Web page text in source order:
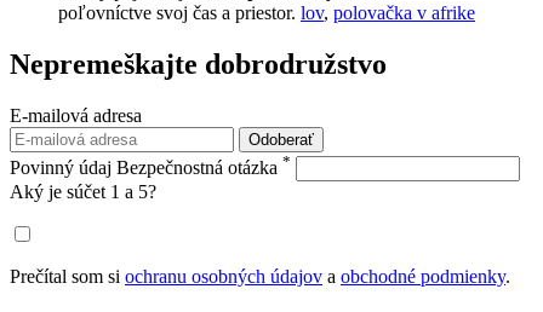
poľovníctve svoj čas a priestor. lov, polovačka v afrike
Nepremeškajte dobrodružstvo
E-mailová adresa
Odoberať
Povinný údaj Bezpečnostná otázka *
Aký je súčet 1 a 5?
Prečítal som si ochranu osobných údajov a obchodné podmienky.